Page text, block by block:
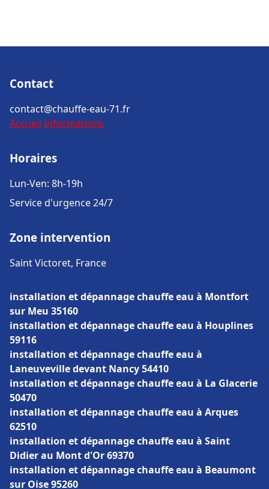
Contact
contact@chauffe-eau-71.fr
Accueil Informations
Horaires
Lun-Ven: 8h-19h
Service d'urgence 24/7
Zone intervention
Saint Victoret, France
installation et dépannage chauffe eau à Montfort
sur Meu 35160
installation et dépannage chauffe eau à Houplines
59116
installation et dépannage chauffe eau à
Laneuveville devant Nancy 54410
installation et dépannage chauffe eau à La Glacerie
50470
installation et dépannage chauffe eau à Arques
62510
installation et dépannage chauffe eau à Saint
Didier au Mont d'Or 69370
installation et dépannage chauffe eau à Beaumont
sur Oise 95260